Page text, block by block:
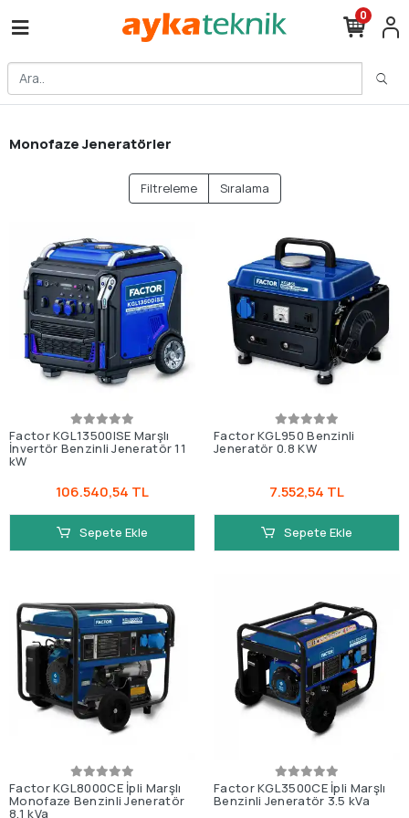
0
Monofaze Jeneratörler
Filtreleme Sıralama
Factor KGL13500ISE Marşlı
İnvertör Benzinli Jeneratör 11
kW
106.540,54 TL
Sepete Ekle
Factor KGL950 Benzinli
Jeneratör 0.8 KW
7.552,54 TL
Sepete Ekle
Factor KGL8000CE İpli Marşlı
Monofaze Benzinli Jeneratör
8,1 kVa
Factor KGL3500CE İpli Marşlı
Benzinli Jeneratör 3.5 kVa